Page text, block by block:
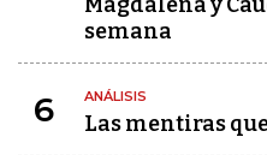
semana
6 ANÁLISIS
Las mentiras